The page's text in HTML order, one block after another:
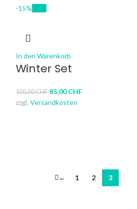
-15%
In den Warenkorb
Winter Set
100,00CHF 85,00CHF
zzgl. Versandkosten
← 1 2 3